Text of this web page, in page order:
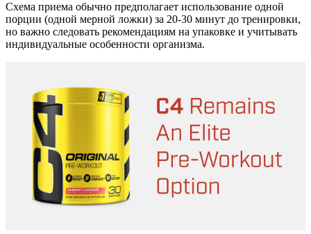
Схема приема обычно предполагает использование одной
порции (одной мерной ложки) за 20-30 минут до тренировки,
но важно следовать рекомендациям на упаковке и учитывать
индивидуальные особенности организма.